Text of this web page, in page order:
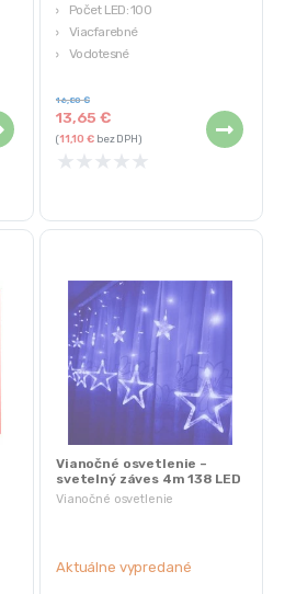
Počet LED: 100
Viacfarebné
Vodotesné
13,65€
16,80€
(11,10€bez DPH)
★ ★ ★ ★ ★
Vianočné osvetlenie
Vianočné osvetlenie –
svetelný záves 4m 138 LED
| hviezdy
Aktuálne vypredané